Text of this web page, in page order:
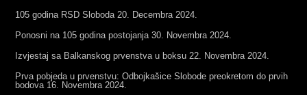
105 godina RSD Sloboda 20. Decembra 2024.
Ponosni na 105 godina postojanja 30. Novembra 2024.
Izvjestaj sa Balkanskog prvenstva u boksu 22. Novembra 2024.
Prva pobjeda u prvenstvu: Odbojkašice Slobode preokretom do prvih
bodova 16. Novembra 2024.